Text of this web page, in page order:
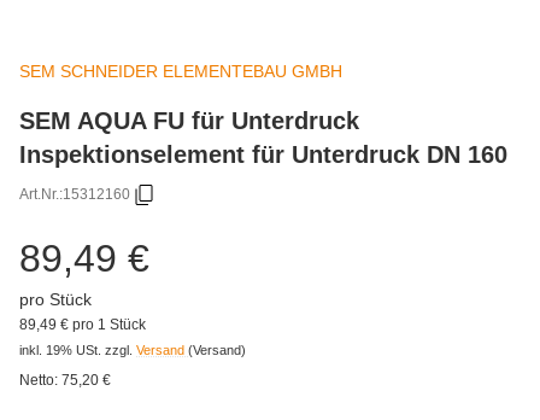
SEM SCHNEIDER ELEMENTEBAU GMBH
SEM AQUA FU für Unterdruck
Inspektionselement für Unterdruck DN 160
Art.Nr.:15312160
89,49 €
pro Stück
89,49 € pro 1 Stück
inkl. 19% USt. zzgl. Versand (Versand)
Netto: 75,20 €